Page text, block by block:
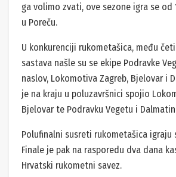
ga volimo zvati, ove sezone igra se od
u Poreču.
U konkurenciji rukometašica, među
sastava našle su se ekipe Podravke
naslov, Lokomotiva Zagreb, Bjelovar i
je na kraju u poluzavršnici spojio
Bjelovar te Podravku Vegetu i
Polufinalni susreti rukometašica igraju
Finale je pak na rasporedu dva dana
Hrvatski rukometni savez.